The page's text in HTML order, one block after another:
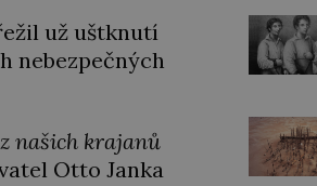
už uštknutí
nebezpečných
našich krajanů
Otto Janka